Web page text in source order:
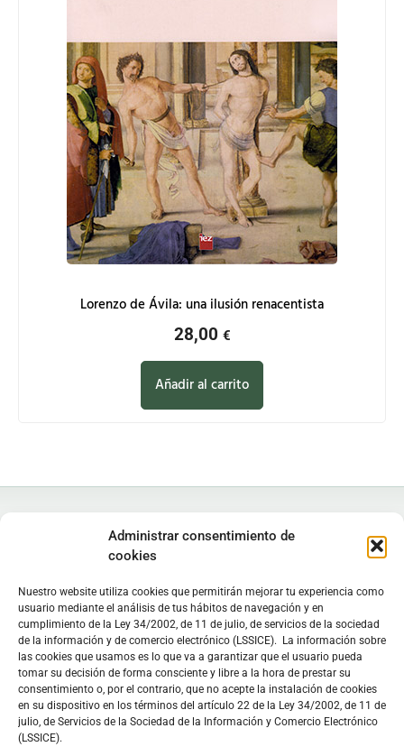
Administrar consentimiento de
cookies
Nuestro website utiliza cookies que permitirán mejorar tu experiencia como
usuario mediante el análisis de tus hábitos de navegación y en
cumplimiento de la Ley 34/2002, de 11 de julio, de servicios de la sociedad
de la información y de comercio electrónico (LSSICE). La información sobre
las cookies que usamos es lo que va a garantizar que el usuario pueda
tomar su decisión de forma consciente y libre a la hora de prestar su
consentimiento o, por el contrario, que no acepte la instalación de cookies
en su dispositivo en los términos del artículo 22 de la Ley 34/2002, de 11 de
julio, de Servicios de la Sociedad de la Información y Comercio Electrónico
(LSSICE).
Lorenzo de Ávila: una ilusión renacentista
28,00 €
Añadir al carrito
Instituto de Estudios Zamoranos "Florián de Ocampo", IEZFO
Diputación de Zamora - Colegio Universitario de Zamora
Lunes a viernes: 9:30 h - 13:30 h. Lunes y miércoles: 16:30 h -
19:30 h
Sedeen C/ Doctor Carracido, Bibliotecaen Colegio Universitario
C/ Doctor Carracido, s/n. 49006 Zamora, España